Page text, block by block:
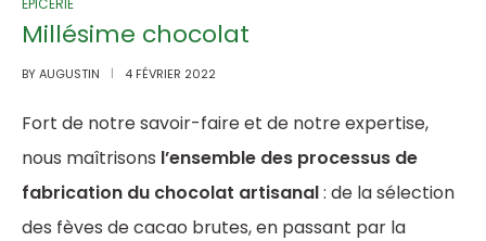
Millésime chocolat
BYAUGUSTIN 4 FÉVRIER 2022
Fort de notre savoir-faire et de notre expertise,
nous maîtrisons l’ensemble des processus de
fabrication du chocolat artisanal: de la sélection
des fèves de cacao brutes, en passant par la